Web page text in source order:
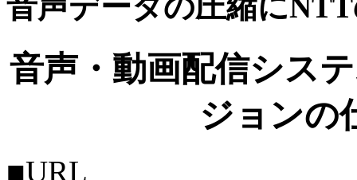
音声データの圧縮に
音声・動画配信シス
ジョンの
■URL